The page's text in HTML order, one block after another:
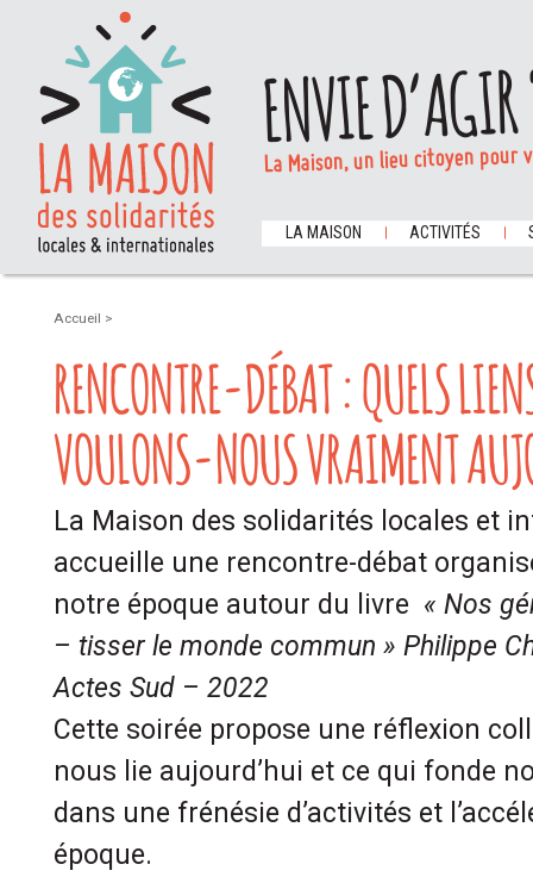
ENVIE
La Maison, un lieu citoyen
LA MAISON ACTIVITÉS
Accueil >
RENCONTRE-DÉBAT : QUELS
VOULONS-NOUS VRAIMENT
La Maison des solidarités locales et
accueille une rencontre-débat
notre époque autour du livre « Nos
– tisser le monde commun » Philippe
Actes Sud – 2022
Cette soirée propose une réflexion
nous lie aujourd’hui et ce qui fonde
dans une frénésie d’activités et
époque.